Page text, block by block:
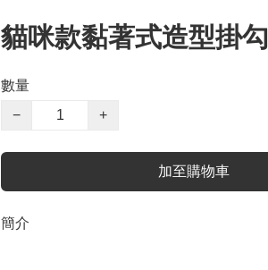
貓咪款黏著式造型掛勾
數量
−
+
加至購物車
簡介